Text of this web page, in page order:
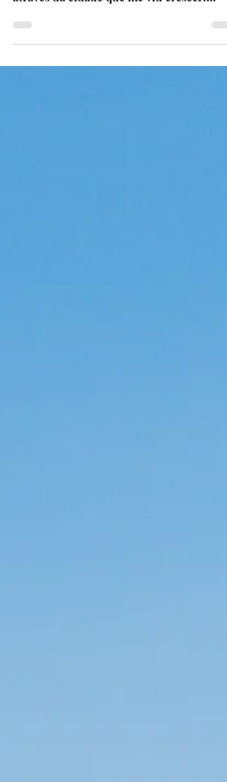
pessoas, hoje conto-te parte da minha
através da cidade que me viu crescer:
Tomar. Vota nesta...